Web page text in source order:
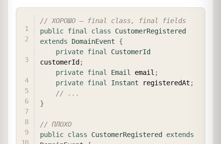
// ХОРОШО — final class, final fields
public final class
CustomerRegistered
extends
DomainEvent
{
private final
CustomerId
customerId ;
private final Email email ;
private final Instant registeredAt ;
// ...
}
// ПЛОХО
public class CustomerRegistered
extends
COPY